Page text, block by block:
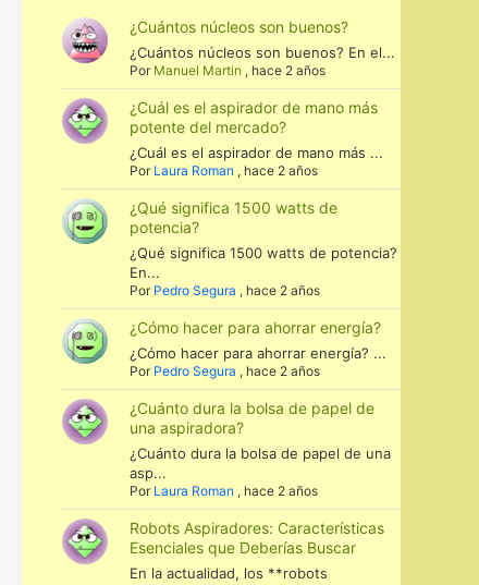
¿Cuántos núcleos son buenos?
¿Cuántos núcleos son buenos? En el...
Por Manuel Martin , hace 2 años
¿Cuál es el aspirador de mano más
potente del mercado?
¿Cuál es el aspirador de mano más ...
Por Laura Roman , hace 2 años
¿Qué significa 1500 watts de
potencia?
¿Qué significa 1500 watts de potencia?
En...
Por Pedro Segura , hace 2 años
¿Cómo hacer para ahorrar energía?
¿Cómo hacer para ahorrar energía? ...
Por Pedro Segura , hace 2 años
¿Cuánto dura la bolsa de papel de
una aspiradora?
¿Cuánto dura la bolsa de papel de una
asp...
Por Laura Roman , hace 2 años
Robots Aspiradores: Características
Esenciales que Deberías Buscar
En la actualidad, los **robots